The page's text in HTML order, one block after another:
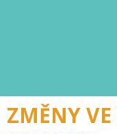
ZMĚNY